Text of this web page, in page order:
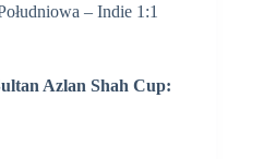
– Indie 1:1
Azlan Shah Cup: